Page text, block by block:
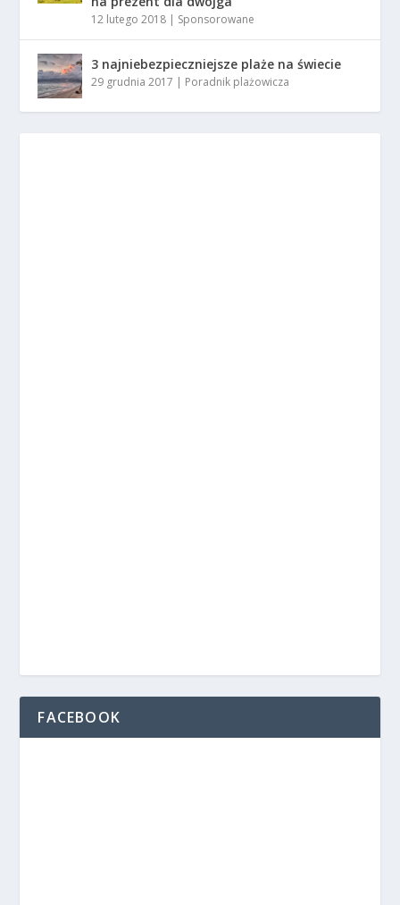
12 lutego 2018 Sponsorowane
3 najniebezpieczniejsze plaże na świecie
29 grudnia 2017 Poradnik plażowicza
FACEBOOK